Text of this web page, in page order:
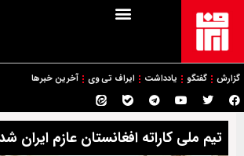
گزارش گفتگو یادداشت ایراف تی وی آخرین خبرها
تیم ملی کاراته افغانستان عازم ایران